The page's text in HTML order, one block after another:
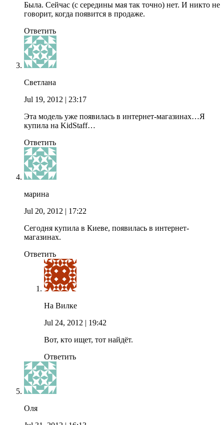
Была. Сейчас (с середины мая так точно) нет. И никто не
говорит, когда появится в продаже.
Ответить
Светлана
Jul 19, 2012 | 23:17
Эта модель уже появилась в интернет-магазинах…Я
купила на KidStaff…
Ответить
марина
Jul 20, 2012 | 17:22
Сегодня купила в Киеве, появилась в интернет-
магазинах.
Ответить
На Вилке
Jul 24, 2012 | 19:42
Вот, кто ищет, тот найдёт.
Ответить
Оля